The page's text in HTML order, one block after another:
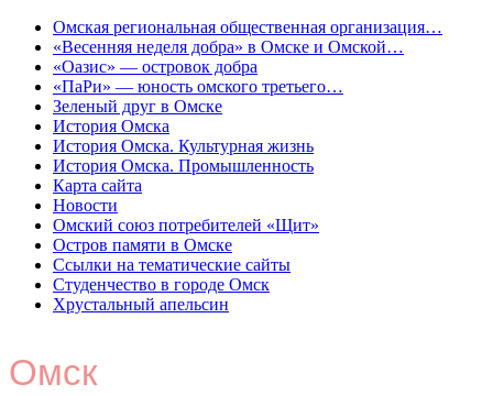
Омская региональная общественная организация…
«Весенняя неделя добра» в Омске и Омской…
«Оазис» — островок добра
«ПаРи» — юность омского третьего…
Зеленый друг в Омске
История Омска
История Омска. Культурная жизнь
История Омска. Промышленность
Карта сайта
Новости
Омский союз потребителей «Щит»
Остров памяти в Омске
Ссылки на тематические сайты
Студенчество в городе Омск
Хрустальный апельсин
Омск